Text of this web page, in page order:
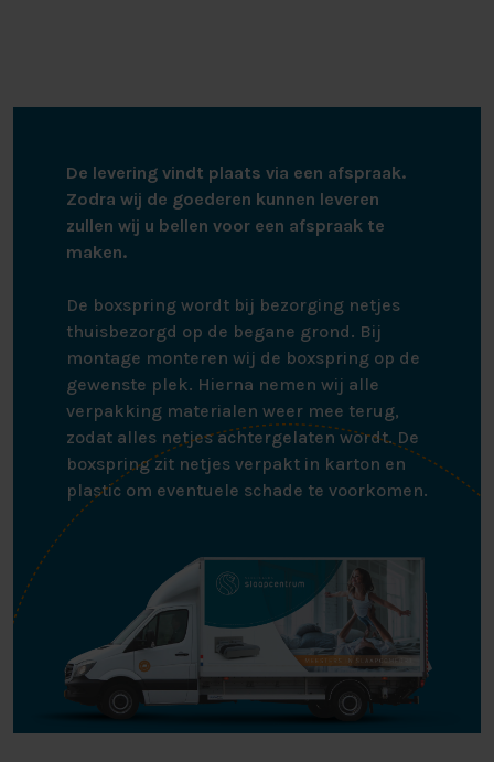
De levering vindt plaats via een afspraak.
Zodra wij de goederen kunnen leveren
zullen wij u bellen voor een afspraak te
maken.
De boxspring wordt bij bezorging netjes
thuisbezorgd op de begane grond. Bij
montage monteren wij de boxspring op de
gewenste plek. Hierna nemen wij alle
verpakking materialen weer mee terug,
zodat alles netjes achtergelaten wordt. De
boxspring zit netjes verpakt in karton en
plastic om eventuele schade te voorkomen.